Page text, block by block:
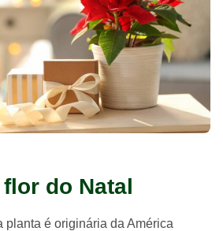
do Natal
planta é originária da América